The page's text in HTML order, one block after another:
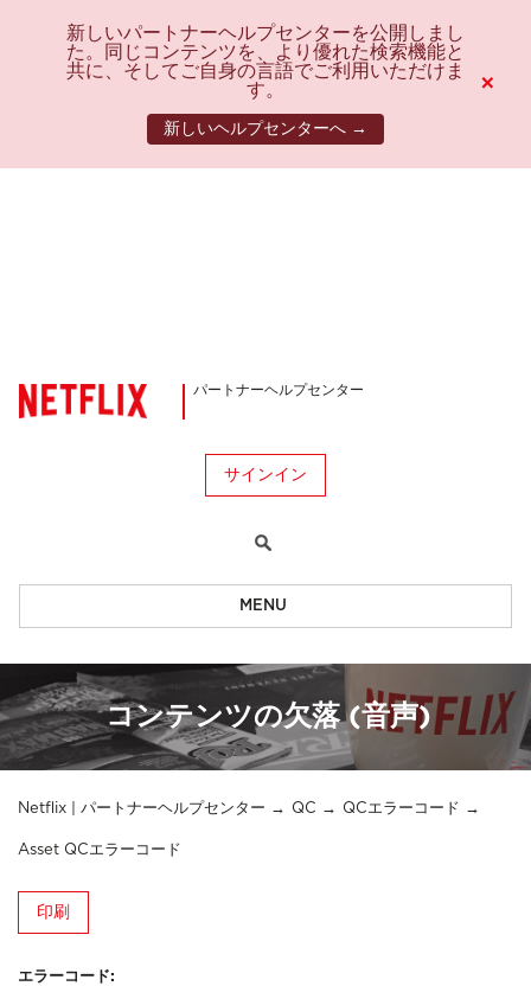
新しいパートナーヘルプセンターを公開しまし
た。同じコンテンツを、より優れた検索機能と
共に、そしてご自身の言語でご利用いただけま
す。
新しいヘルプセンターへ →
×
パートナーヘルプセンター
サインイン
MENU
コンテンツの欠落 (音声)
Netflix | パートナーヘルプセンター QC QCエラーコード
Asset QCエラーコード
印刷
エラーコード: